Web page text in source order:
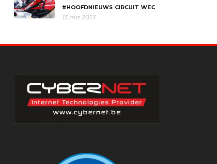
#HOOFDNIEUWS CIRCUIT WEC
13 mrt 2023